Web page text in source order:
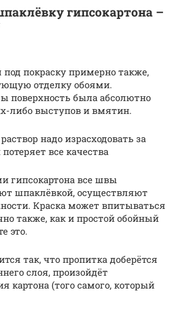
гипсокартона –
под покраску примерно также,
отделку обоями.
поверхность была абсолютно
либо выступов и вмятин.
надо израсходовать за
все качества
гипсокартона все швы
шпаклёвкой, осуществляют
Краска может впитываться
также, как и простой обойный
это.
так, что пропитка доберётся
слоя, произойдёт
картона (того самого, который